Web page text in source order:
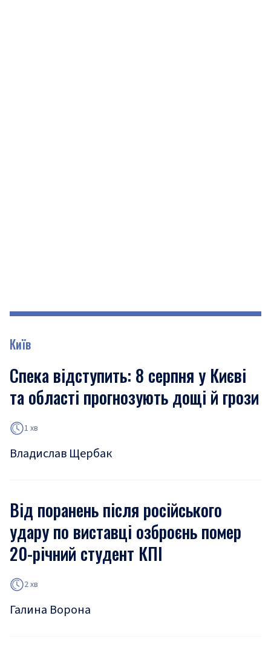
Київ
Спека відступить: 8 серпня у Києві
та області прогнозують дощі й грози
1 хв
Владислав Щербак
Від поранень після російського
удару по виставці озброєнь помер
20-річний студент КПІ
2 хв
Галина Ворона